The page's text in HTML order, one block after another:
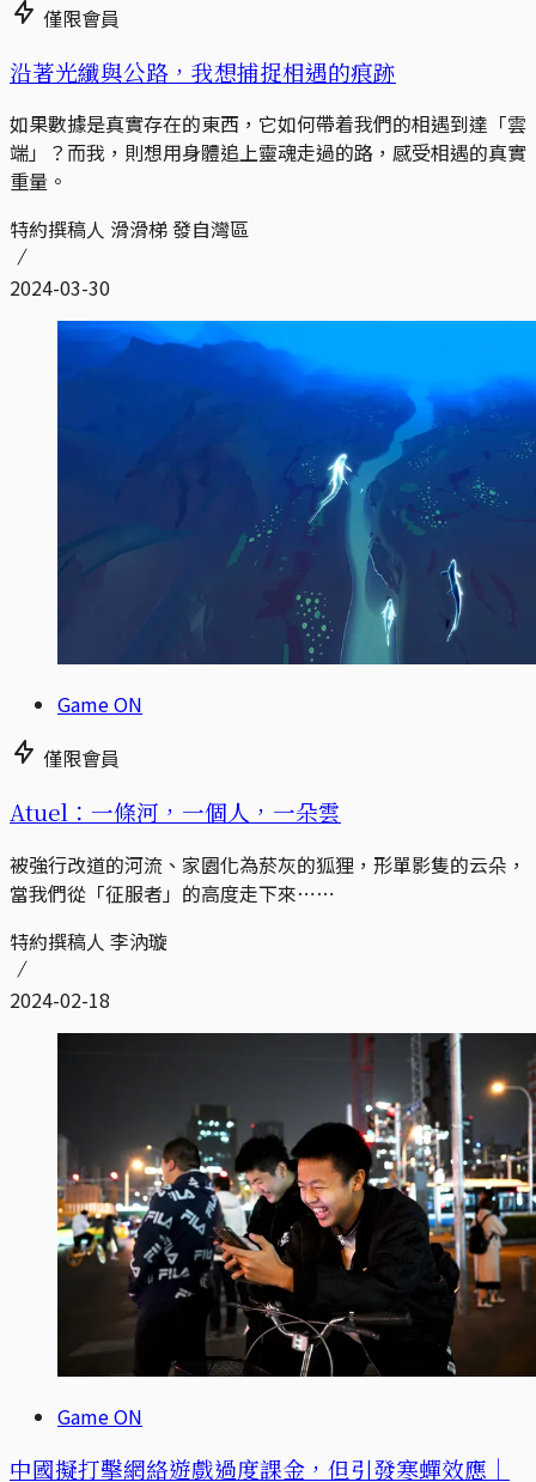
僅限會員
沿著光纖與公路，我想捕捉相遇的痕跡
如果數據是真實存在的東西，它如何帶着我們的相遇到達「雲
端」？而我，則想用身體追上靈魂走過的路，感受相遇的真實
重量。
特約撰稿人 滑滑梯 發自灣區
2024-03-30
Game ON
僅限會員
Atuel：一條河，一個人，一朵雲
被強行改道的河流、家園化為菸灰的狐狸，形單影隻的云朵，
當我們從「征服者」的高度走下來⋯⋯
特約撰稿人 李汭璇
2024-02-18
Game ON
中國擬打擊網絡遊戲過度課金，但引發寒蟬效應｜